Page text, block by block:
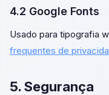
4.2 Google Fonts
Usado para tipografia
frequentes de
5. Segurança